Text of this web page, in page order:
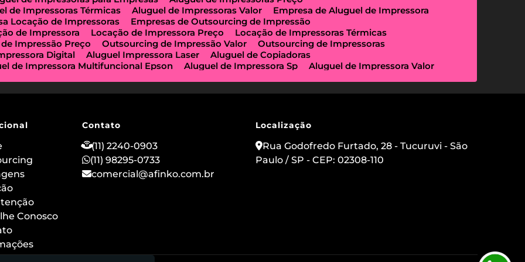
de Impressoras Térmicas Aluguel de Impressoras Valor
Empresa de Aluguel de Impressora
Locação de Impressoras
Empresas de Outsourcing de Impressão
de Impressora Locação de Impressora Preço
Locação de Impressoras Térmicas
Impressão Preço Outsourcing de Impressão Valor
Outsourcing de Impressoras
Digital Aluguel Impressora Laser
Aluguel de Copiadoras
de Impressora Multifuncional Epson Aluguel de Impressora Sp
Aluguel de Impressora Valor
de Impressoras a Laser Locação de Impressoras em São Paulo
Manutenção de Impressora
de Impressora Hp
Outsourcing e Locação de Impressoras
Impressoras Locação de Máquina Copiadora
Locação de Scanner de Mesa
de Impressora a Laser Aluguel de Imprimidora Térmica
Aluguel de Etiquetadora
de Impressoras para Comércios
Locação de Impressoras para Clínicas Médicas
de Impressoras para Escolas
Serviço de Manutenção de Impressoras
Impressora Térmica para Evento
de Impressoras Epson
Locação de Impressoras Multifuncionais em Sp
Conosco
Contato
(11) 2240-0903
(11) 98295-0733
comercial@afinko.com.br
Localização
Rua Godofredo Furtado, 28 - Tucuruvi - São
Paulo / SP - CEP: 02308-110